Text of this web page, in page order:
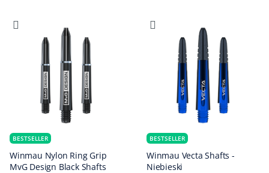
BESTSELLER
Winmau Nylon Ring Grip
MvG Design Black Shafts
BESTSELLER
Winmau Vecta Shafts -
Niebieski